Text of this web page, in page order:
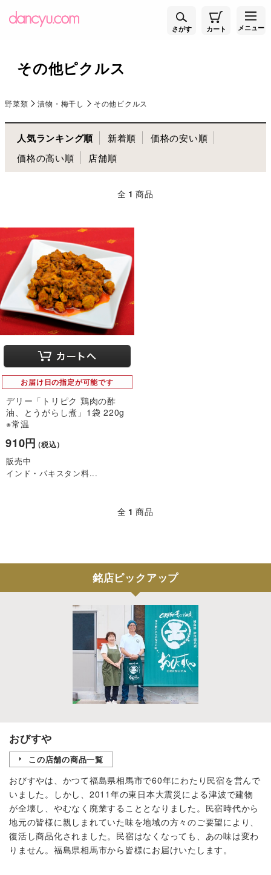
さがす カート メニュー
その他ピクルス
野菜類 漬物・梅干し その他ピクルス
人気ランキング順 新着順
価格の安い順
価格の高い順
店舗順
全 1 商品
お届け日の指定が可能です
デリー「トリピク 鶏肉の酢
油、とうがらし煮」1袋 220g
※常温
910円（税込）
販売中
インド・パキスタン料...
全 1 商品
銘店ピックアップ
おびすや
この店舗の商品一覧
おびすやは、かつて福島県相馬市で60年にわたり民宿を営んで
いました。しかし、2011年の東日本大震災による津波で建物
が全壊し、やむなく廃業することとなりました。民宿時代から
地元の皆様に親しまれていた味を地域の方々のご要望により、
復活し商品化されました。民宿はなくなっても、あの味は変わ
りません。福島県相馬市から皆様にお届けいたします。